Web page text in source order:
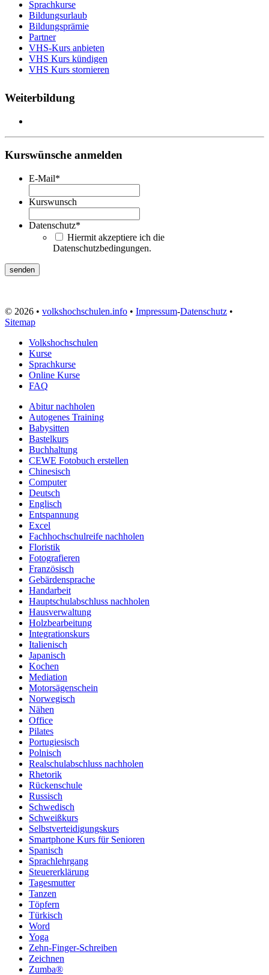
Sprachkurse
Bildungsurlaub
Bildungsprämie
Partner
VHS-Kurs anbieten
VHS Kurs kündigen
VHS Kurs stornieren
Weiterbildung
Kurswünsche anmelden
E-Mail*
Kurswunsch
Datenschutz*
Hiermit akzeptiere ich die
Datenschutzbedingungen.
© 2026 • volkshochschulen.info • Impressum-Datenschutz •
Sitemap
Volkshochschulen
Kurse
Sprachkurse
Online Kurse
FAQ
Abitur nachholen
Autogenes Training
Babysitten
Bastelkurs
Buchhaltung
CEWE Fotobuch erstellen
Chinesisch
Computer
Deutsch
Englisch
Entspannung
Excel
Fachhochschulreife nachholen
Floristik
Fotografieren
Französisch
Gebärdensprache
Handarbeit
Hauptschulabschluss nachholen
Hausverwaltung
Holzbearbeitung
Integrationskurs
Italienisch
Japanisch
Kochen
Mediation
Motorsägenschein
Norwegisch
Nähen
Office
Pilates
Portugiesisch
Polnisch
Realschulabschluss nachholen
Rhetorik
Rückenschule
Russisch
Schwedisch
Schweißkurs
Selbstverteidigungskurs
Smartphone Kurs für Senioren
Spanisch
Sprachlehrgang
Steuererklärung
Tagesmutter
Tanzen
Töpfern
Türkisch
Word
Yoga
Zehn-Finger-Schreiben
Zeichnen
Zumba®